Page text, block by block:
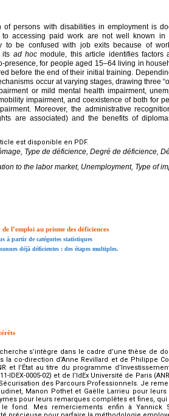
of persons with disabilities in employment is
to accessing paid work are not well known in
to be confused with job exits because of
its ad hoc module, this article identifies factors
presence, for people aged 15–64 living in
before the end of their initial training.
occur at varying stages, drawing three
or mild mental health impairment,
impairment, and coexistence of both for
Moreover, the administrative
are associated) and the benefits of
est disponible en PDF.
Type de déficience, Degré de déficience,
to the labor market, Unemployment, Type of
de l’emploi au prisme des déficiences
à partir de catégories statistiques
déjà déficientes : des étapes multiples.
s’intègre dans le cadre d’une thèse de
la co-direction d’Anne Revillard et de Philippe
et l’État au titre du programme
11-IDEX-0005-02) et de l’IdEx Université de Paris
des Parcours Professionnels. Je
Manon Pothet et Gaëlle Larrieu pour
pour leurs remarques complètes et fines,
fond. Mes remerciements enfin à Yannick